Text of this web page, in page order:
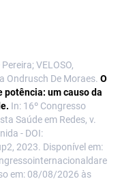
VELOSO,
Ondrusch De Moraes. O
um causo da
In: 16º Congresso
Saúde em Redes, v.
- DOI:
2023. Disponível em:
em: 08/08/2026 às